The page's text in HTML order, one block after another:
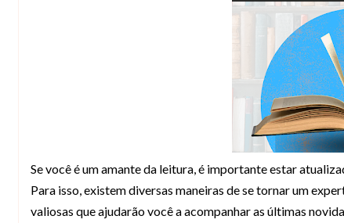
Se você é um amante da leitura, é importante estar
Para isso, existem diversas maneiras de se tornar um
valiosas que ajudarão você a acompanhar as últimas